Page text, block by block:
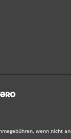
wenn nicht